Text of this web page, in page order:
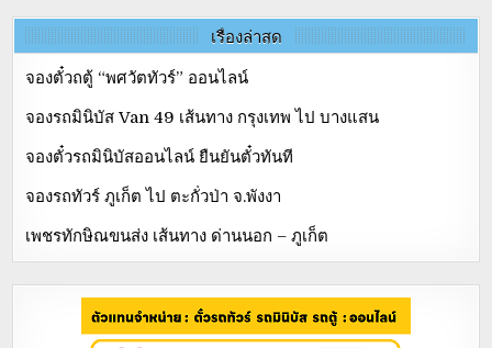
เรื่องล่าสุด
จองตั๋วถตู้ “พศวัตทัวร์” ออนไลน์
จองรถมินิบัส Van 49 เส้นทาง กรุงเทพ ไป บางแสน
จองตั๋วรถมินิบัสออนไลน์ ยืนยันตั๋วทันที
จองรถทัวร์ ภูเก็ต ไป ตะกั่วป่า จ.พังงา
เพชรทักษิณขนส่ง เส้นทาง ด่านนอก – ภูเก็ต